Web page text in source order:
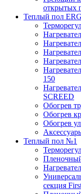
открытых
Теплый пол
150
SCREED
Обогрев
Обогрев
Обогрев
Теплый пол №1
секция